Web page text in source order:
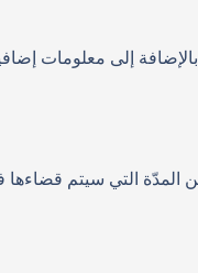
إلى معلومات
المدّة التي سيتم